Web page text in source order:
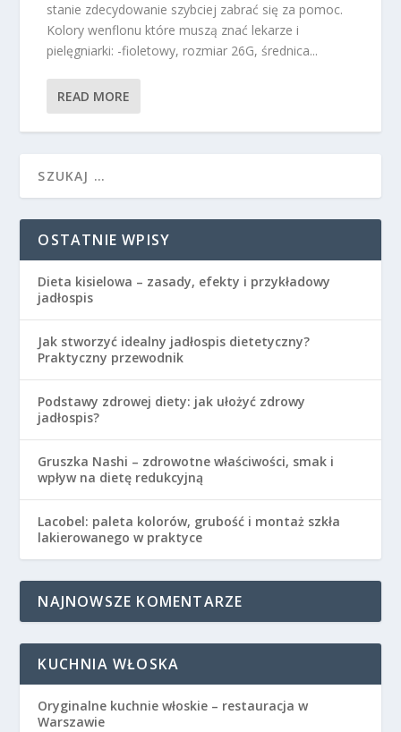
stanie zdecydowanie szybciej zabrać się za pomoc.
Kolory wenflonu które muszą znać lekarze i
pielęgniarki: -fioletowy, rozmiar 26G, średnica...
READ MORE
OSTATNIE WPISY
Dieta kisielowa – zasady, efekty i przykładowy
jadłospis
Jak stworzyć idealny jadłospis dietetyczny?
Praktyczny przewodnik
Podstawy zdrowej diety: jak ułożyć zdrowy
jadłospis?
Gruszka Nashi – zdrowotne właściwości, smak i
wpływ na dietę redukcyjną
Lacobel: paleta kolorów, grubość i montaż szkła
lakierowanego w praktyce
NAJNOWSZE KOMENTARZE
KUCHNIA WŁOSKA
Oryginalne kuchnie włoskie – restauracja w
Warszawie